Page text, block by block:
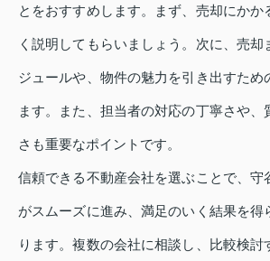
とをおすすめします。まず、売却にかか
く説明してもらいましょう。次に、売却
ジュールや、物件の魅力を引き出すため
ます。また、担当者の対応の丁寧さや、
さも重要なポイントです。
信頼できる不動産会社を選ぶことで、守
がスムーズに進み、満足のいく結果を得
ります。複数の会社に相談し、比較検討